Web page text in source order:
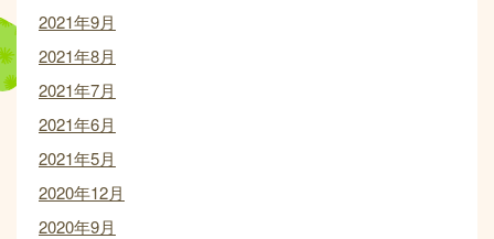
2021年9月
2021年8月
2021年7月
2021年6月
2021年5月
2020年12月
2020年9月